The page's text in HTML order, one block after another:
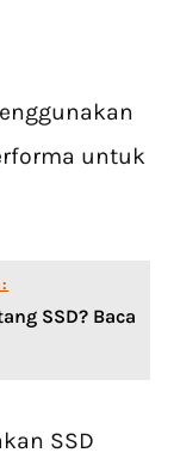
untuk
SSD? Baca
SSD